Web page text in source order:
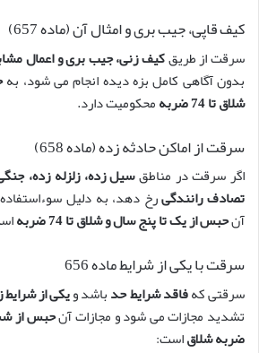
کیف قاپی، جیب بری و امثال آن (ماده 657)
سرقت از طریقکیف زنی، جیب بری و اعمال
بدون آگاهی کامل بزه دیده انجام می شود، به
شلاق تا 74 ضربه
محکومیت دارد.
سرقت از اماکن حادثه زده (ماده 658)
اگر سرقت در مناطقسیل زده، زلزله زده،
تصادف رانندگیرخ دهد، به دلیل سوءاستفاده
آنحبس از یک تا پنج سال و شلاق تا 74 ضربه
سرقت با یکی از شرایط ماده 656
سرقتی کهفاقد شرایط حدباشد ویکی از شرایط
تشدید مجازات می شود و مجازات آن
ضربه شلاقاست: